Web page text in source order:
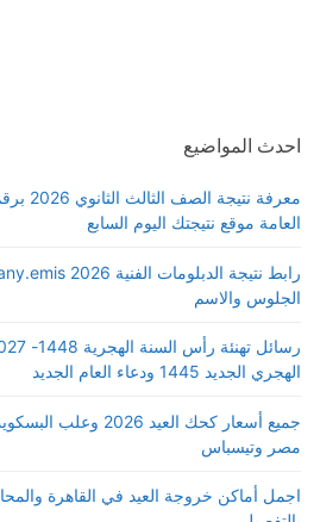
احدث المواضيع
معرفة
العامة موقع نتيجتك اليوم السابع
الجلوس والاسم
الهجري الجديد 1445 ودعاء العام الجديد
جميع أسعار كحك العيد
مصر وتيسباس